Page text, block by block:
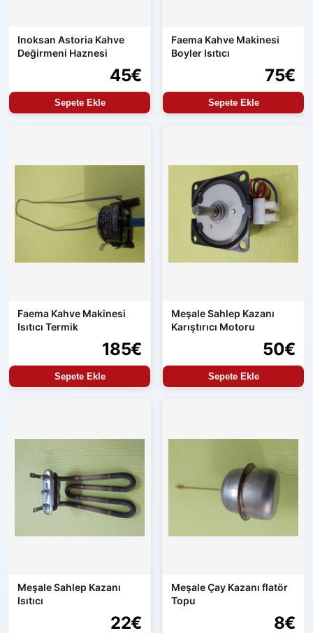
Inoksan Astoria Kahve
Değirmeni Haznesi
45€
Sepete Ekle
Faema Kahve Makinesi
Boyler Isıtıcı
75€
Sepete Ekle
Faema Kahve Makinesi
Isıtıcı Termik
185€
Sepete Ekle
Meşale Sahlep Kazanı
Karıştırıcı Motoru
50€
Sepete Ekle
Meşale Sahlep Kazanı
Isıtıcı
22€
Meşale Çay Kazanı flatör
Topu
8€